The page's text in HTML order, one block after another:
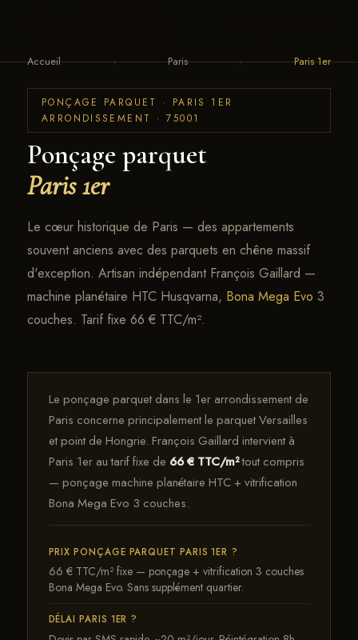
Accueil › Paris › Paris 1er
PONÇAGE PARQUET · PARIS 1ER
ARRONDISSEMENT · 75001
Ponçage parquet
Paris 1er
Le cœur historique de Paris — des appartements
souvent anciens avec des parquets en chêne massif
d'exception. Artisan indépendant François Gaillard —
machine planétaire HTC Husqvarna, Bona Mega Evo 3
couches. Tarif fixe 66 € TTC/m².
Le ponçage parquet dans le 1er arrondissement de
Paris concerne principalement le parquet Versailles
et point de Hongrie. François Gaillard intervient à
Paris 1er au tarif fixe de 66 € TTC/m²tout compris
— ponçage machine planétaire HTC + vitrification
Bona Mega Evo 3 couches.
PRIX PONÇAGE PARQUET PARIS 1ER ?
66 € TTC/m² fixe — ponçage + vitrification 3 couches
Bona Mega Evo. Sans supplément quartier.
DÉLAI PARIS 1ER ?